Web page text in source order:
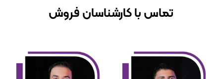
تماس با کارشناسان فروش